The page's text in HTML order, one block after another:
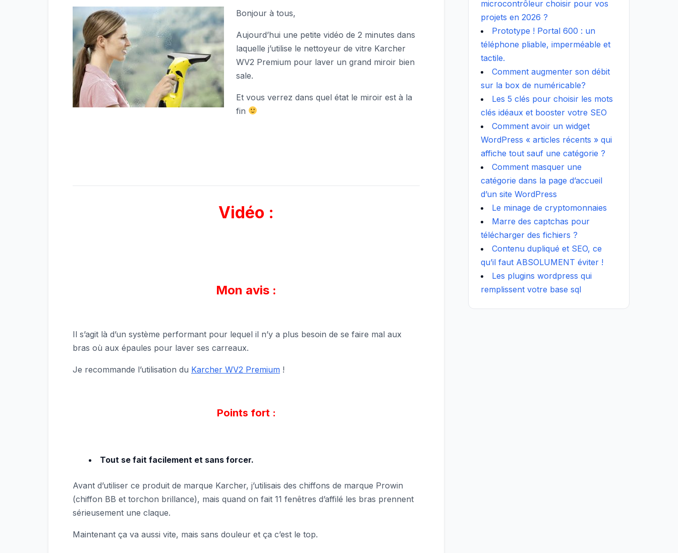
Bonjour à tous,
Aujourd’hui une petite vidéo de 2 minutes dans
laquelle j’utilise le nettoyeur de vitre Karcher
WV2 Premium pour laver un grand miroir bien
sale.
Et vous verrez dans quel état le miroir est à la
fin
Vidéo :
Mon avis :
Il s’agit là d’un système performant pour lequel il n’y a plus besoin de se faire mal aux
bras où aux épaules pour laver ses carreaux.
Je recommande l’utilisation du Karcher WV2 Premium !
Points fort :
Tout se fait facilement et sans forcer.
Avant d’utiliser ce produit de marque Karcher, j’utilisais des chiffons de marque Prowin
(chiffon BB et torchon brillance), mais quand on fait 11 fenêtres d’affilé les bras prennent
sérieusement une claque.
Maintenant ça va aussi vite, mais sans douleur et ça c’est le top.
microcontrôleur choisir pour vos
projets en 2026 ?
Prototype ! Portal 600 : un
téléphone pliable, imperméable et
tactile.
Comment augmenter son débit
sur la box de numéricable?
Les 5 clés pour choisir les mots
clés idéaux et booster votre SEO
Comment avoir un widget
WordPress « articles récents » qui
affiche tout sauf une catégorie ?
Comment masquer une
catégorie dans la page d’accueil
d’un site WordPress
Le minage de cryptomonnaies
Marre des captchas pour
télécharger des fichiers ?
Contenu dupliqué et SEO, ce
qu’il faut ABSOLUMENT éviter !
Les plugins wordpress qui
remplissent votre base sql